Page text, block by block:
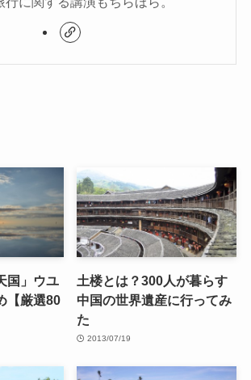
国」ウユ
【厳選80
土楼とは？300人が暮らす
中国の世界遺産に行ってみ
た
2013/07/19